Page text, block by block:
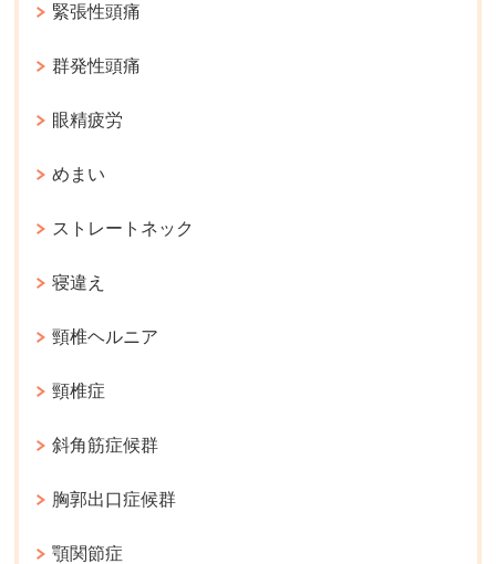
緊張性頭痛
群発性頭痛
眼精疲労
めまい
ストレートネック
寝違え
頸椎ヘルニア
頸椎症
斜角筋症候群
胸郭出口症候群
顎関節症